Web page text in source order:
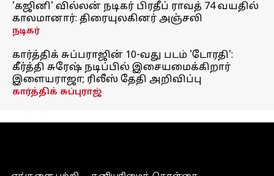
'கஜினி' வில்லன் நடிகர் பிரதீப் ராவத் 74 வயதில்
காலமானார்: திரையுலகினர் அஞ்சலி
நடிகர்
கார்த்திக் சுப்பராஜின் 10-வது படம் 'டோரதி':
கீர்த்தி சுரேஷ் நடிப்பில் இசையமைக்கிறார்
இளையராஜா; ரிலீஸ் தேதி அறிவிப்பு
கார்த்திக் சுப்புராஜ்